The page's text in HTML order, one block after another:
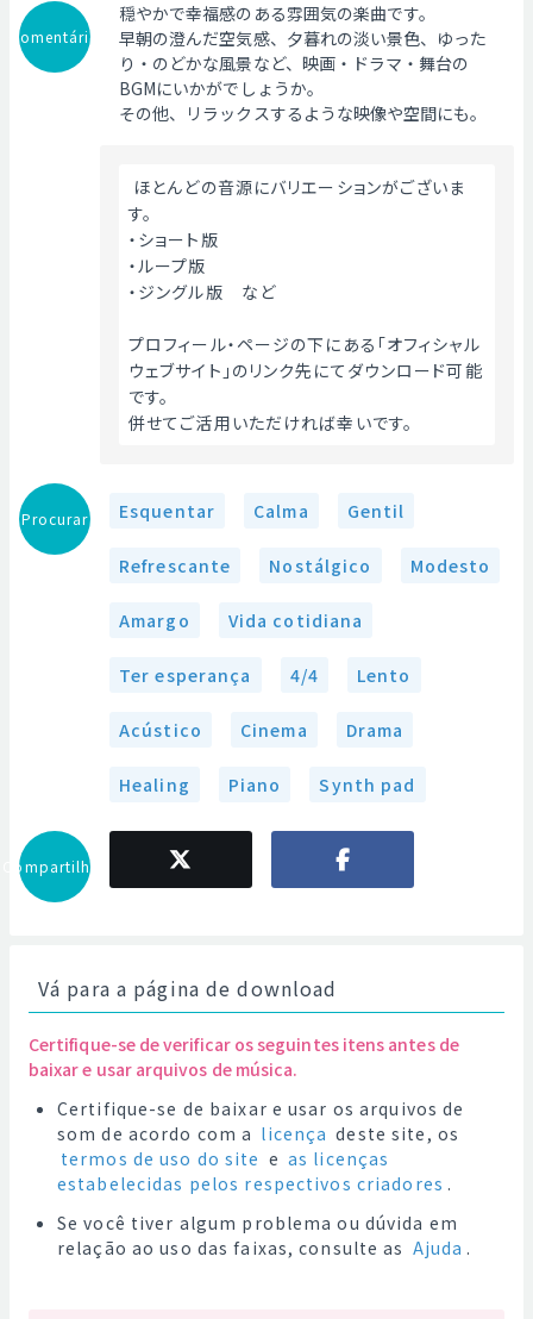
Comentário
穏やかで幸福感のある雰囲気の楽曲です。
早朝の澄んだ空気感、夕暮れの淡い景色、ゆった
り・のどかな風景など、映画・ドラマ・舞台の
BGMにいかがでしょうか。
その他、リラックスするような映像や空間にも。
す。
・ショート版
・ループ版
・ジングル版　など
プロフィール・ページの下にある「オフィシャル
ウェブサイト」のリンク先にてダウンロード可能
です。
併せてご活用いただければ幸いです。
Procurar Esquentar Calma Gentil
Refrescante Nostálgico Modesto
Amargo Vida cotidiana
Ter esperança 4/4 Lento
Acústico Cinema Drama
Healing Piano Synth pad
Compartilhar
Vá para a página de download
Certifique-se de verificar os seguintes itens antes de
baixar e usar arquivos de música.
Certifique-se de baixar e usar os arquivos de
som de acordo com a licença deste site, os
termos de uso do site e as licenças
estabelecidas pelos respectivos criadores .
Se você tiver algum problema ou dúvida em
relação ao uso das faixas, consulte as Ajuda .